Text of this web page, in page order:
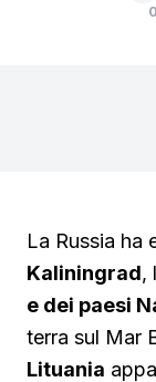
La Russia ha
Kaliningrad,
e dei paesi
terra sul Mar
Lituania